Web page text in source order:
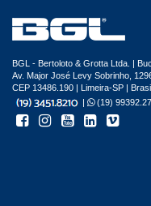
BGL - Bertoloto & Grotta Ltda. |
Av. Major José Levy Sobrinho,
CEP 13486.190 | Limeira-SP |
|
(19)